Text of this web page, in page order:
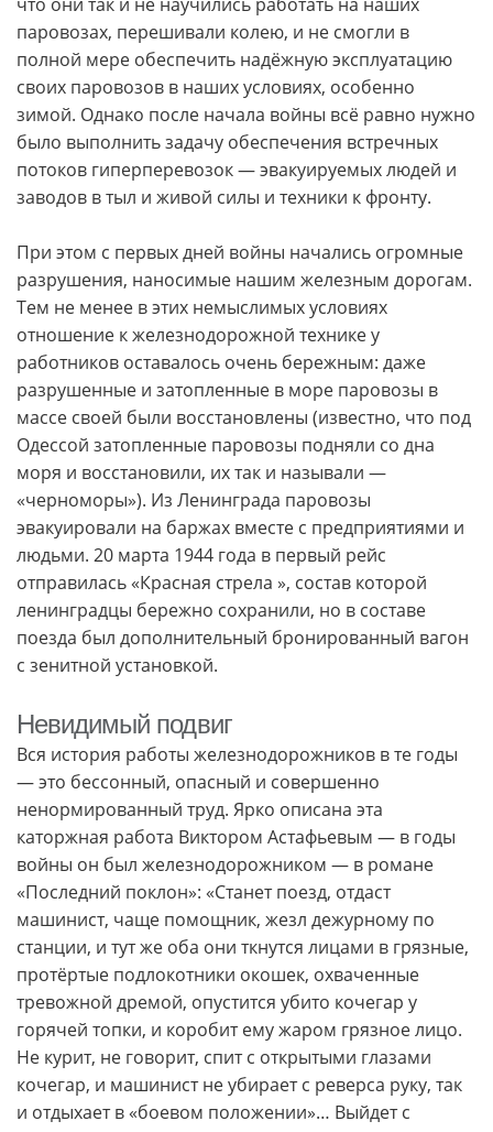
паровозах, перешивали колею, и не смогли в
полной мере обеспечить надёжную эксплуатацию
своих паровозов в наших условиях, особенно
зимой. Однако после начала войны всё равно нужно
было выполнить задачу обеспечения встречных
потоков гиперперевозок — эвакуируемых людей и
заводов в тыл и живой силы и техники к фронту.
При этом с первых дней войны начались огромные
разрушения, наносимые нашим железным дорогам.
Тем не менее в этих немыслимых условиях
отношение к железнодорожной технике у
работников оставалось очень бережным: даже
разрушенные и затопленные в море паровозы в
массе своей были восстановлены (известно, что под
Одессой затопленные паровозы подняли со дна
моря и восстановили, их так и называли —
«черноморы»). Из Ленинграда паровозы
эвакуировали на баржах вместе с предприятиями и
людьми. 20 марта 1944 года в первый рейс
отправилась «Красная стрела », состав которой
ленинградцы бережно сохранили, но в составе
поезда был дополнительный бронированный вагон
с зенитной установкой.
Невидимый подвиг
Вся история работы железнодорожников в те годы
— это бессонный, опасный и совершенно
ненормированный труд. Ярко описана эта
каторжная работа Виктором Астафьевым — в годы
войны он был железнодорожником — в романе
«Последний поклон»: «Станет поезд, отдаст
машинист, чаще помощник, жезл дежурному по
станции, и тут же оба они ткнутся лицами в грязные,
протёртые подлокотники окошек, охваченные
тревожной дремой, опустится убито кочегар у
горячей топки, и коробит ему жаром грязное лицо.
Не курит, не говорит, спит с открытыми глазами
кочегар, и машинист не убирает с реверса руку, так
и отдыхает в «боевом положении»… Выйдет с